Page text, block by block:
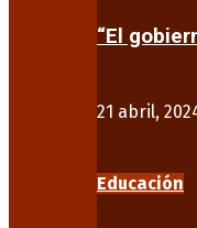
“El
21 abril,
Educación